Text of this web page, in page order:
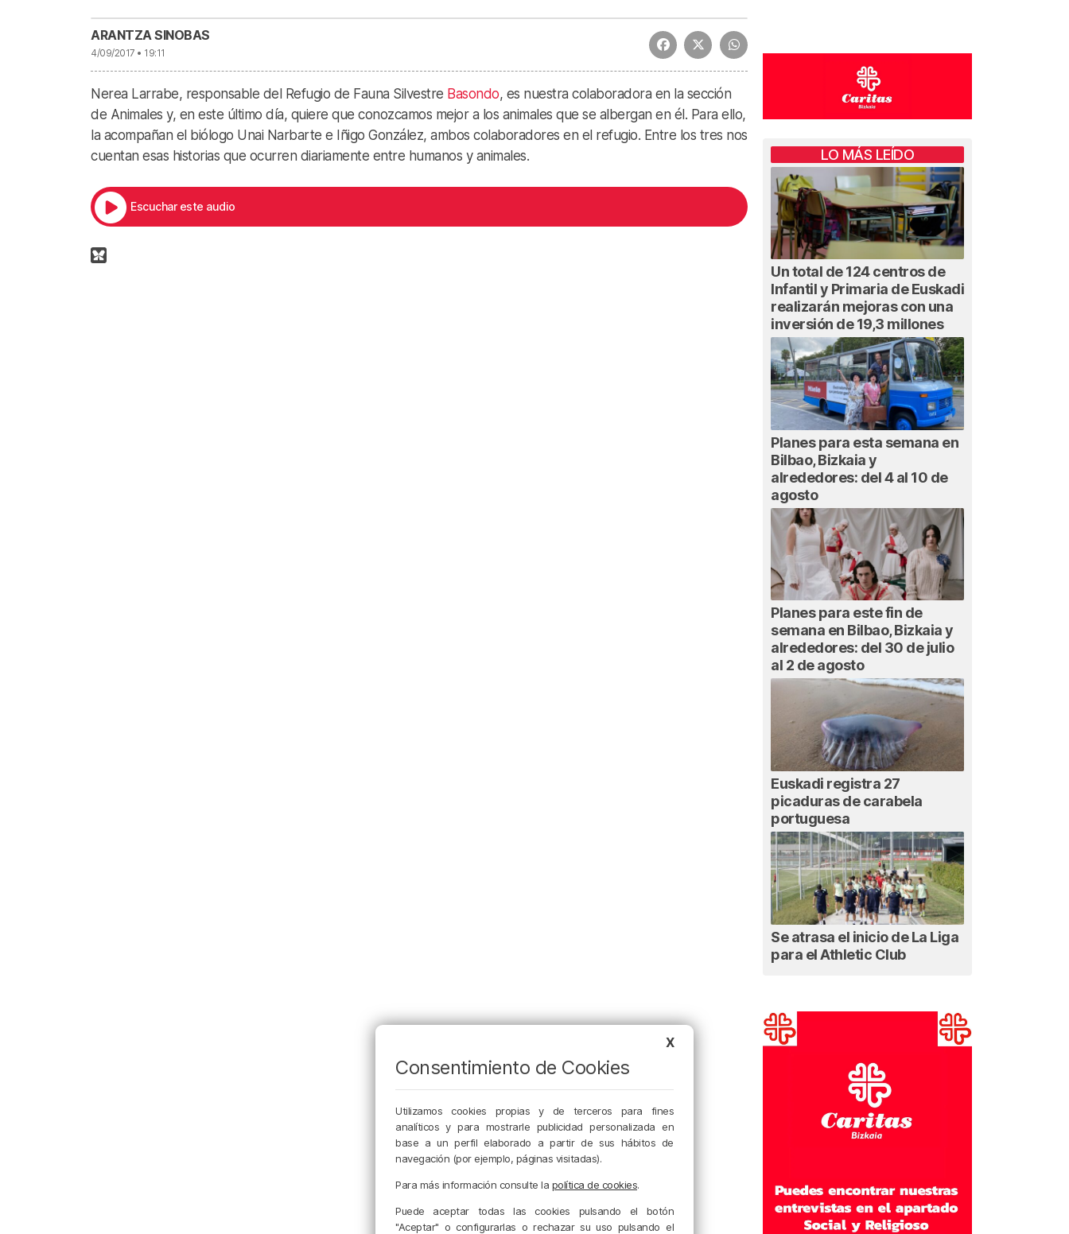
ARANTZA SINOBAS
4/09/2017 • 19:11
Nerea Larrabe, responsable del Refugio de Fauna Silvestre Basondo, es nuestra colaboradora en la sección
de Animales y, en este último día, quiere que conozcamos mejor a los animales que se albergan en él. Para ello,
la acompañan el biólogo Unai Narbarte e Iñigo González, ambos colaboradores en el refugio. Entre los tres nos
cuentan esas historias que ocurren diariamente entre humanos y animales.
Escuchar este audio
LO MÁS LEÍDO
Un total de 124 centros de
Infantil y Primaria de Euskadi
realizarán mejoras con una
inversión de 19,3 millones
Planes para esta semana en
Bilbao, Bizkaia y
alrededores: del 4 al 10 de
agosto
Planes para este fin de
semana en Bilbao, Bizkaia y
alrededores: del 30 de julio
al 2 de agosto
Euskadi registra 27
picaduras de carabela
portuguesa
Se atrasa el inicio de La Liga
para el Athletic Club
X
Consentimiento de Cookies
Utilizamos cookies propias y de terceros para fines
analíticos y para mostrarle publicidad personalizada en
base a un perfil elaborado a partir de sus hábitos de
navegación (por ejemplo, páginas visitadas).
Para más información consulte la política de cookies.
Puede aceptar todas las cookies pulsando el botón
"Aceptar" o configurarlas o rechazar su uso pulsando el